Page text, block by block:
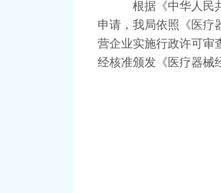
根据《中华人民
申请，我局依照《医疗
营企业实施行政许可审
经核准颁发《医疗器械